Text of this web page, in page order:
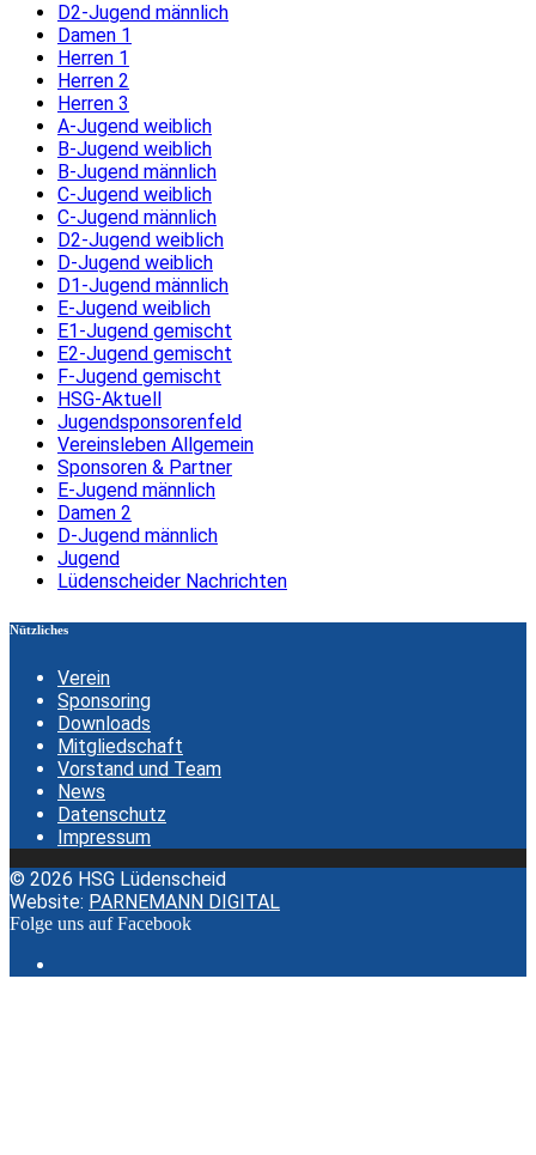
D2-Jugend männlich
Damen 1
Herren 1
Herren 2
Herren 3
A-Jugend weiblich
B-Jugend weiblich
B-Jugend männlich
C-Jugend weiblich
C-Jugend männlich
D2-Jugend weiblich
D-Jugend weiblich
D1-Jugend männlich
E-Jugend weiblich
E1-Jugend gemischt
E2-Jugend gemischt
F-Jugend gemischt
HSG-Aktuell
Jugendsponsorenfeld
Vereinsleben Allgemein
Sponsoren & Partner
E-Jugend männlich
Damen 2
D-Jugend männlich
Jugend
Lüdenscheider Nachrichten
Nützliches
Verein
Sponsoring
Downloads
Mitgliedschaft
Vorstand und Team
News
Datenschutz
Impressum
© 2026 HSG Lüdenscheid
Website: PARNEMANN DIGITAL
Folge uns auf Facebook